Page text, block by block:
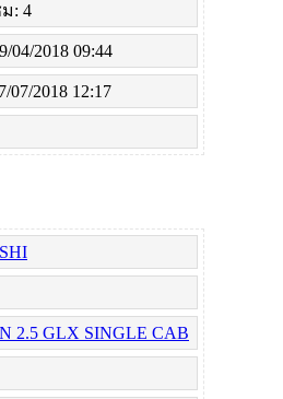
: 4
2018 09:44
2018 12:17
2.5 GLX SINGLE CAB